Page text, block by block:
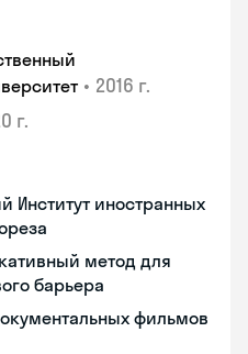
• 2016 г.
г.
Институт иностранных
метод для
барьера
фильмов